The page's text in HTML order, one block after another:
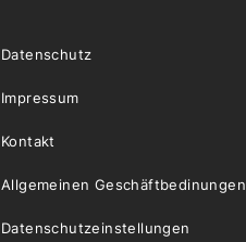
Datenschutz
Impressum
Kontakt
Allgemeinen Geschäftbedinungen
Datenschutzeinstellungen